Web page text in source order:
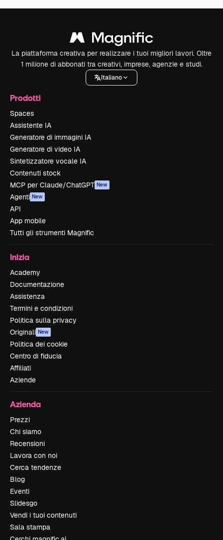
La piattaforma creativa per realizzare i tuoi migliori lavori. Oltre
1 milione di abbonati tra creativi, imprese, agenzie e studi.
Italiano
Prodotti
Spaces
Assistente IA
Generatore di immagini IA
Generatore di video IA
Sintetizzatore vocale IA
Contenuti stock
MCP per Claude/ChatGPT New
Agenti New
API
App mobile
Tutti gli strumenti Magnific
Inizia
Academy
Documentazione
Assistenza
Termini e condizioni
Politica sulla privacy
Originali New
Politica dei cookie
Centro di fiducia
Affiliati
Aziende
Azienda
Prezzi
Chi siamo
Recensioni
Lavora con noi
Cerca tendenze
Blog
Eventi
Slidesgo
Vendi i tuoi contenuti
Sala stampa